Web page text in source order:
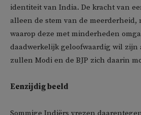
identiteit van India. De kracht van
alleen de stem van de meerderheid,
waarop deze met minderheden
daadwerkelijk geloofwaardig wil zijn
zullen Modi en de BJP zich daarin
Eenzijdig beeld